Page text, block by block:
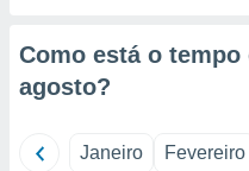
num
Como está o
agosto?
Janeiro Fevereiro